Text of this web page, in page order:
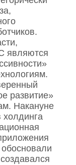
являются
развитие»
Накануне
холдинга